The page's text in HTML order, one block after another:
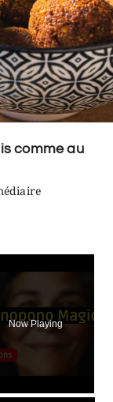
comme au
Now Playing